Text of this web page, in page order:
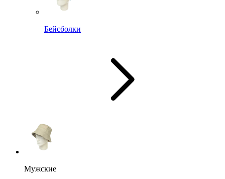
Бейсболки
Мужские